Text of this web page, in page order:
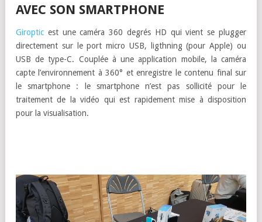
AVEC SON SMARTPHONE
Giroptic est une caméra 360 degrés HD qui vient se plugger
directement sur le port micro USB, ligthning (pour Apple) ou
USB de type-C. Couplée à une application mobile, la caméra
capte l’environnement à 360° et enregistre le contenu final sur
le smartphone : le smartphone n’est pas sollicité pour le
traitement de la vidéo qui est rapidement mise à disposition
pour la visualisation.